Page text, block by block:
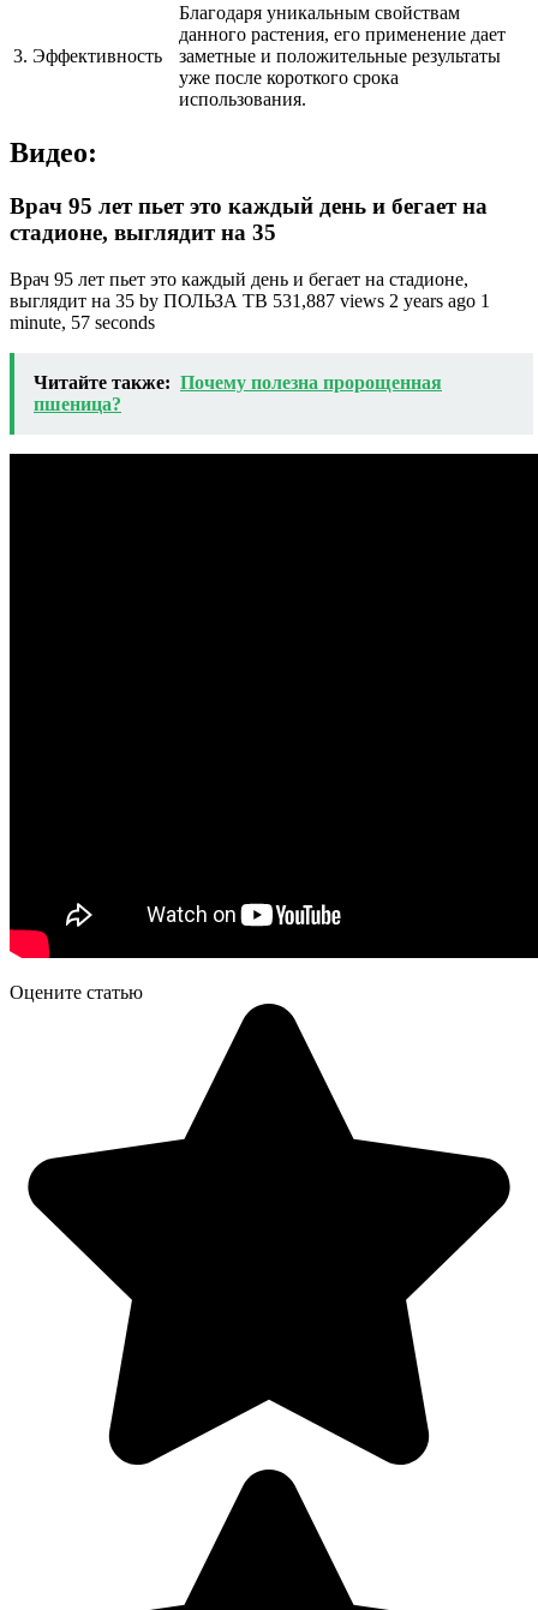
3. Эффективность
Благодаря уникальным свойствам
данного растения, его применение дает
заметные и положительные результаты
уже после короткого срока
использования.
Видео:
Врач 95 лет пьет это каждый день и бегает на
стадионе, выглядит на 35
Врач 95 лет пьет это каждый день и бегает на стадионе,
выглядит на 35 by ПОЛЬЗА ТВ 531,887 views 2 years ago 1
minute, 57 seconds
Читайте также: Почему полезна пророщенная
пшеница?
Оцените статью